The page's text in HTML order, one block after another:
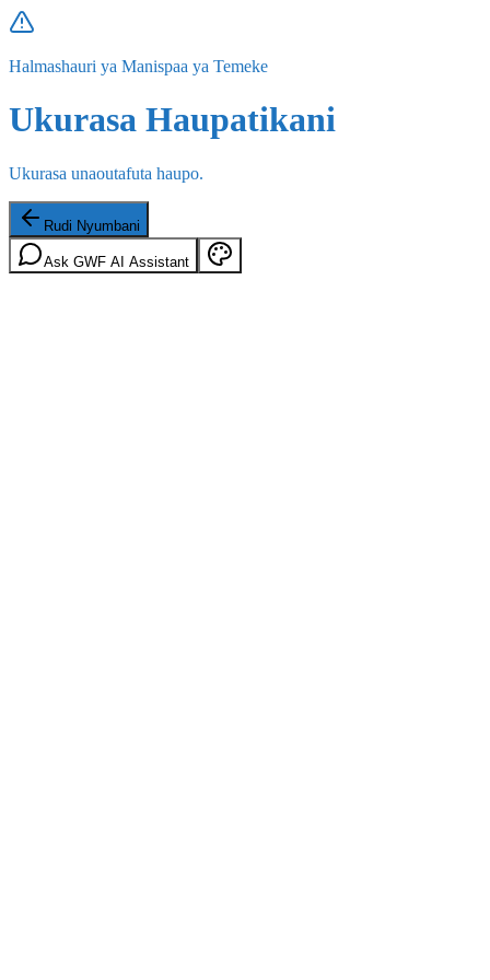
Halmashauri ya Manispaa ya Temeke
Ukurasa Haupatikani
Ukurasa unaoutafuta haupo.
Rudi Nyumbani
Ask GWF AI Assistant